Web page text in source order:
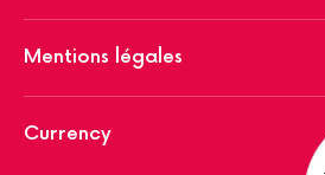
Mentions légales
Currency